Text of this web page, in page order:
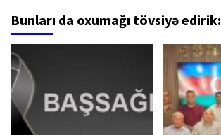
Bunları da oxumağı tövsiyə edirik: